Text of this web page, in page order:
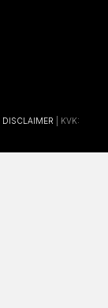
DISCLAIMER | KVK: